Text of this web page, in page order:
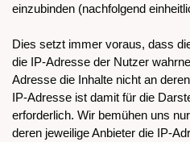
einzubinden (nachfolgend
Dies setzt immer voraus, dass
die IP-Adresse der Nutzer
Adresse die Inhalte nicht an
IP-Adresse ist damit für die
erforderlich. Wir bemühen uns
deren jeweilige Anbieter die IP-